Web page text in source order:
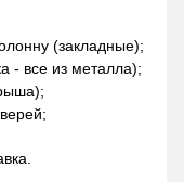
(закладные);
- все из металла);